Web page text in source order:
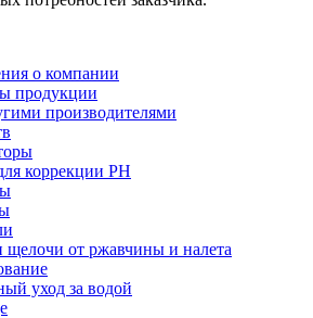
о компании
продукции
производителями
коррекции PH
от ржавчины и налета
уход за водой